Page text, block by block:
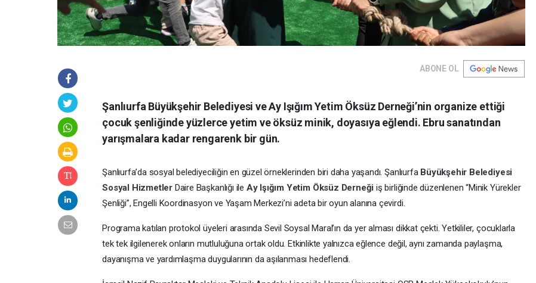
ABONE OL
Şanlıurfa Büyükşehir Belediyesi ve Ay Işığım Yetim Öksüz Derneği’nin organize ettiği
çocuk şenliğinde yüzlerce yetim ve öksüz minik, doyasıya eğlendi. Ebru sanatından
yarışmalara kadar rengarenk bir gün.
Şanlıurfa’da sosyal belediyeciliğin en güzel örneklerinden biri daha yaşandı. Şanlıurfa Büyükşehir Belediyesi
Sosyal Hizmetler Daire Başkanlığı ile Ay Işığım Yetim Öksüz Derneğiiş birliğinde düzenlenen “Minik Yürekler
Şenliği”, Engelli Koordinasyon ve Yaşam Merkezi’ni adeta bir oyun alanına çevirdi.
Programa katılan protokol üyeleri arasında Sevil Soysal Maral’ın da yer alması dikkat çekti. Yetkililer, çocuklarla
tek tek ilgilenerek onların mutluluğuna ortak oldu. Etkinlikte yalnızca eğlence değil, aynı zamanda paylaşma,
dayanışma ve yardımlaşma duygularının da aşılanması hedeflendi.